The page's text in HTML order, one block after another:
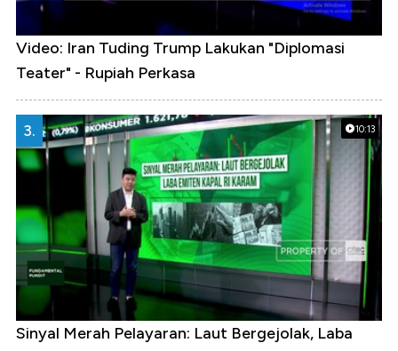
Video: Iran Tuding Trump Lakukan "Diplomasi
Teater" - Rupiah Perkasa
10:13
3.
Sinyal Merah Pelayaran: Laut Bergejolak, Laba